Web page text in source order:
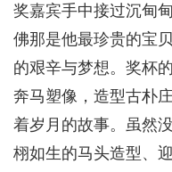
奖嘉宾手中接过沉甸
佛那是他最珍贵的宝
的艰辛与梦想。奖杯
奔马塑像，造型古朴
着岁月的故事。虽然
栩如生的马头造型、